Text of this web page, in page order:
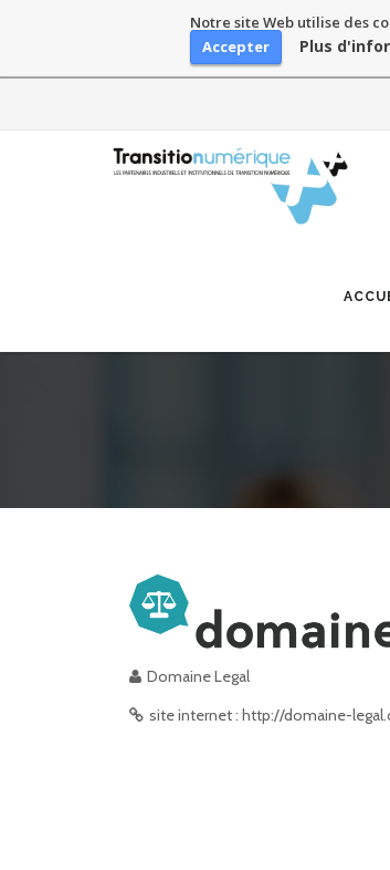
Notre site Web utilise des
Accepter
Plus
content
Domaine Legal
site internet : http://domaine-